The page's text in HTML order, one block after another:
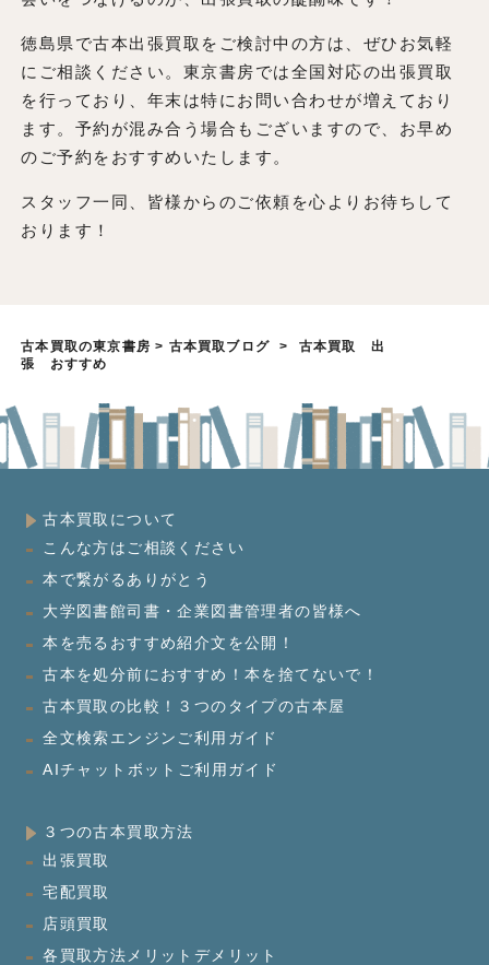
徳島県で古本出張買取をご検討中の方は、ぜひお気軽
にご相談ください。東京書房では全国対応の出張買取
を行っており、年末は特にお問い合わせが増えており
ます。予約が混み合う場合もございますので、お早め
のご予約をおすすめいたします。
スタッフ一同、皆様からのご依頼を心よりお待ちして
おります！
古本買取の東京書房 > 古本買取ブログ >
古本買取 出
張 おすすめ
古本買取について
こんな方はご相談ください
本で繋がるありがとう
大学図書館司書・企業図書管理者の皆様へ
本を売るおすすめ紹介文を公開！
古本を処分前におすすめ！本を捨てないで！
古本買取の比較！３つのタイプの古本屋
全文検索エンジンご利用ガイド
AIチャットボットご利用ガイド
３つの古本買取方法
出張買取
宅配買取
店頭買取
各買取方法メリットデメリット